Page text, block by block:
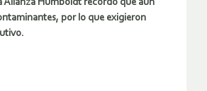
Alianza Humboldt recordó que aún
por lo que exigieron